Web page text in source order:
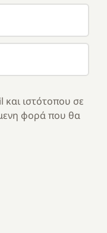
ιστότοπου σε
φορά που θα